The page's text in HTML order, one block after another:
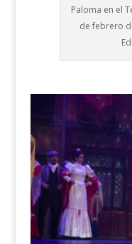
Paloma en el
de febrero